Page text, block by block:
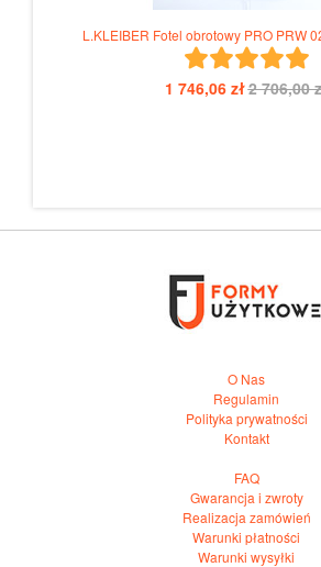
L.KLEIBER Fotel obrotowy PRO PRW
1 746,06 zł2 706,00
O Nas
Regulamin
Polityka prywatności
Kontakt
FAQ
Gwarancja i zwroty
Realizacja zamówień
Warunki płatności
Warunki wysyłki